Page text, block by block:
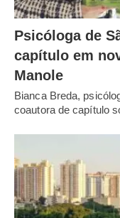
Psicóloga de
capítulo em
Manole
Bianca Breda,
coautora de capítulo